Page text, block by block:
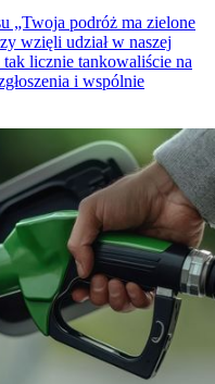
„Twoja podróż ma zielone
wzięli udział w naszej
licznie tankowaliście na
i wspólnie